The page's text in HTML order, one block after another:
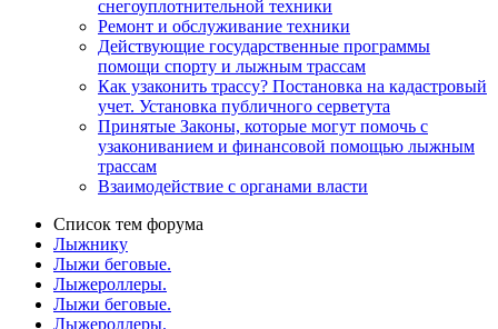
снегоуплотнительной техники
Ремонт и обслуживание техники
Действующие государственные программы
помощи спорту и лыжным трассам
Как узаконить трассу? Постановка на кадастровый
учет. Установка публичного серветута
Принятые Законы, которые могут помочь с
узакониванием и финансовой помощью лыжным
трассам
Взаимодействие с органами власти
Список тем форума
Лыжнику
Лыжи беговые.
Лыжероллеры.
Лыжи беговые.
Лыжероллеры.